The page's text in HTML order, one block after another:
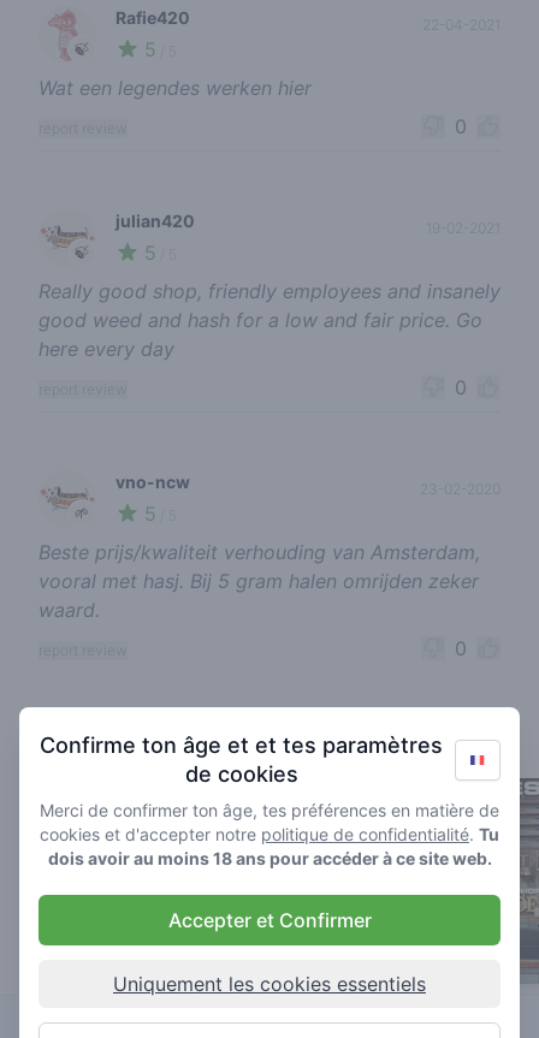
🍃
Rafie420
5
Wat een legendes werken hier
0
🍃
julian420
5
Really good shop, friendly employees and insanely
good weed and hash for a low and fair price. Go
here every day
0
🌱
vno-ncw
5
23-02-2020
Beste prijs/kwaliteit verhouding van Amsterdam,
vooral met hasj. Bij 5 gram halen omrijden zeker
waard.
0
Cannabis shops nearby
Confirme ton âge et et tes paramètres
de cookies
Merci de confirmer ton âge, tes préférences en matière de
cookies et d'accepter notre politique de confidentialité. Tu
dois avoir au moins 18 ans pour accéder à ce site web.
Accepter et Confirmer
Uniquement les cookies essentiels